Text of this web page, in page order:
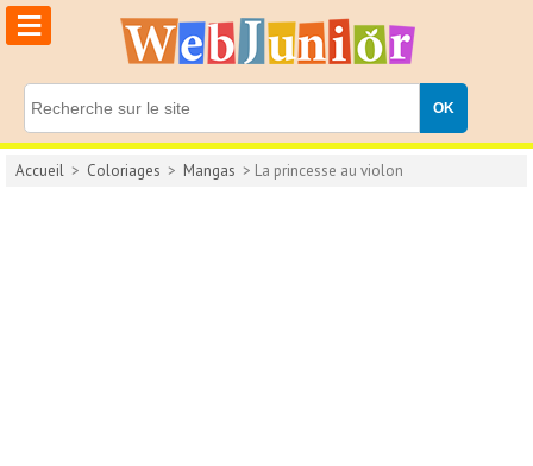
≡
Accueil > Coloriages > Mangas > La princesse au violon